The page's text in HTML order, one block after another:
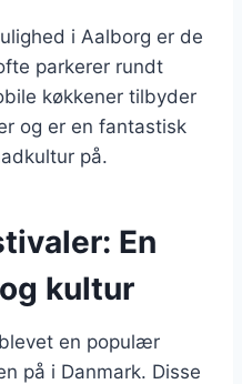
i Aalborg er de
parkerer rundt
køkkener tilbyder
og er en fantastisk
på.
En
kultur
en populær
på i Danmark. Disse